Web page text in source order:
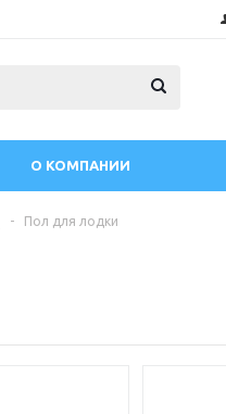
О КОМПАНИИ
- Пол для лодки